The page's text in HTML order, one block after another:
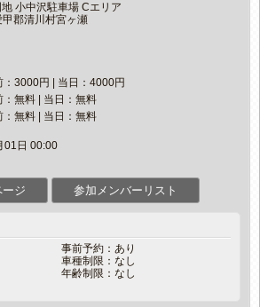
小中沢駐車場 Cエリア
郡清川村宮ヶ瀬
：3000円 | 当日：4000円
：無料 | 当日：無料
：無料 | 当日：無料
01日 00:00
ジ 参加メンバーリスト
事前予約：あり
車種制限：なし
年齢制限：なし